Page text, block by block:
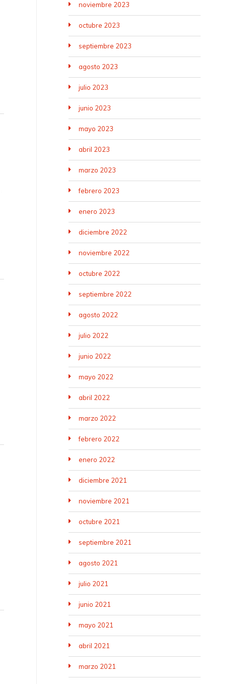
noviembre 2023
octubre 2023
septiembre 2023
agosto 2023
julio 2023
junio 2023
mayo 2023
abril 2023
marzo 2023
febrero 2023
enero 2023
diciembre 2022
noviembre 2022
octubre 2022
septiembre 2022
agosto 2022
julio 2022
junio 2022
mayo 2022
abril 2022
marzo 2022
febrero 2022
enero 2022
diciembre 2021
noviembre 2021
octubre 2021
septiembre 2021
agosto 2021
julio 2021
junio 2021
mayo 2021
abril 2021
marzo 2021